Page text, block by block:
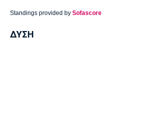
Standings provided by Sofascore
ΔΥΣΗ